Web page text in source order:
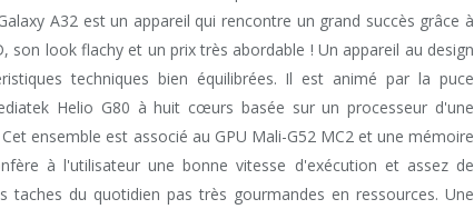
A32 est un appareil qui rencontre un grand succès grâce à
son look flachy et un prix très abordable ! Un appareil au design
techniques bien équilibrées. Il est animé par la puce
Helio G80 à huit cœurs basée sur un processeur d'une
ensemble est associé au GPU Mali-G52 MC2 et une mémoire
à l'utilisateur une bonne vitesse d'exécution et assez de
taches du quotidien pas très gourmandes en ressources. Une